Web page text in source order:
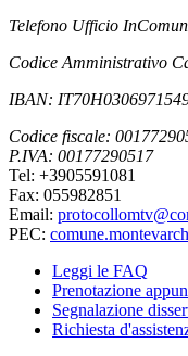
Telefono Ufficio
Codice Amministrativo
IBAN:
Codice fiscale:
P.IVA: 00177290517
Tel: +3905591081
Fax: 055982851
Email:
PEC:
Leggi le FAQ
Prenotazione
Segnalazione
Richiesta